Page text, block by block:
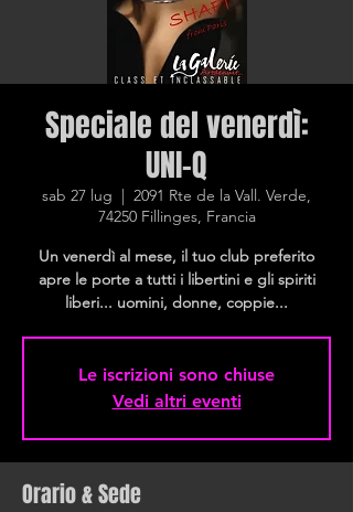
Speciale del venerdì:
UNI-Q
sab 27 lug
  |
2091 Rte de la Vall. Verde,
74250 Fillinges, Francia
Un venerdì al mese, il tuo club preferito
apre le porte a tutti i libertini e gli spiriti
liberi... uomini, donne, coppie...
Le iscrizioni sono chiuse
Vedi altri eventi
Orario & Sede